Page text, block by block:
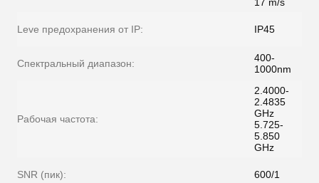
Leve предохранения от IP: IP45
Спектральный диапазон:
400-
1000nm
Рабочая частота:
2.4000-
2.4835
GHz
5.725-
5.850
GHz
SNR (пик): 600/1